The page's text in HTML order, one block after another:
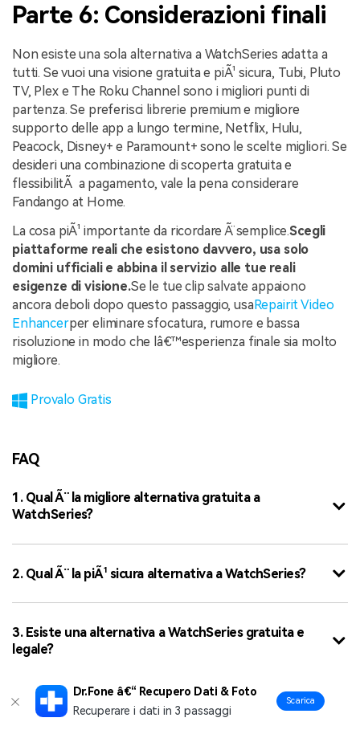
Parte 6: Considerazioni finali
Non esiste una sola alternativa a WatchSeries adatta a
tutti. Se vuoi una visione gratuita e piÃ¹ sicura, Tubi, Pluto
TV, Plex e The Roku Channel sono i migliori punti di
partenza. Se preferisci librerie premium e migliore
supporto delle app a lungo termine, Netflix, Hulu,
Peacock, Disney+ e Paramount+ sono le scelte migliori. Se
desideri una combinazione di scoperta gratuita e
flessibilitÃ a pagamento, vale la pena considerare
Fandango at Home.
La cosa piÃ¹ importante da ricordare Ã¨ semplice.Scegli
piattaforme reali che esistono davvero, usa solo
domini ufficiali e abbina il servizio alle tue reali
esigenze di visione.Se le tue clip salvate appaiono
ancora deboli dopo questo passaggio, usaRepairit Video
Enhancerper eliminare sfocatura, rumore e bassa
risoluzione in modo che lâ€™esperienza finale sia molto
migliore.
Provalo Gratis
FAQ
1. Qual Ã¨ la migliore alternativa gratuita a
WatchSeries?
2. Qual Ã¨ la piÃ¹ sicura alternativa a WatchSeries?
3. Esiste una alternativa a WatchSeries gratuita e
legale?
4. Quale alternativa a WatchSeries Ã¨ la migliore per
Dr.Fone â€“ Recupero Dati & Foto
Recuperare i dati in 3 passaggi
Scarica